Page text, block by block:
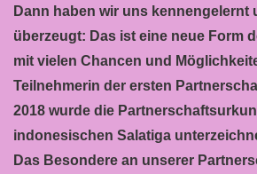
Dann haben wir uns kennengelernt
überzeugt: Das ist eine neue Form
mit vielen Chancen und
Teilnehmerin der ersten
2018 wurde die
indonesischen Salatiga
Das Besondere an unserer